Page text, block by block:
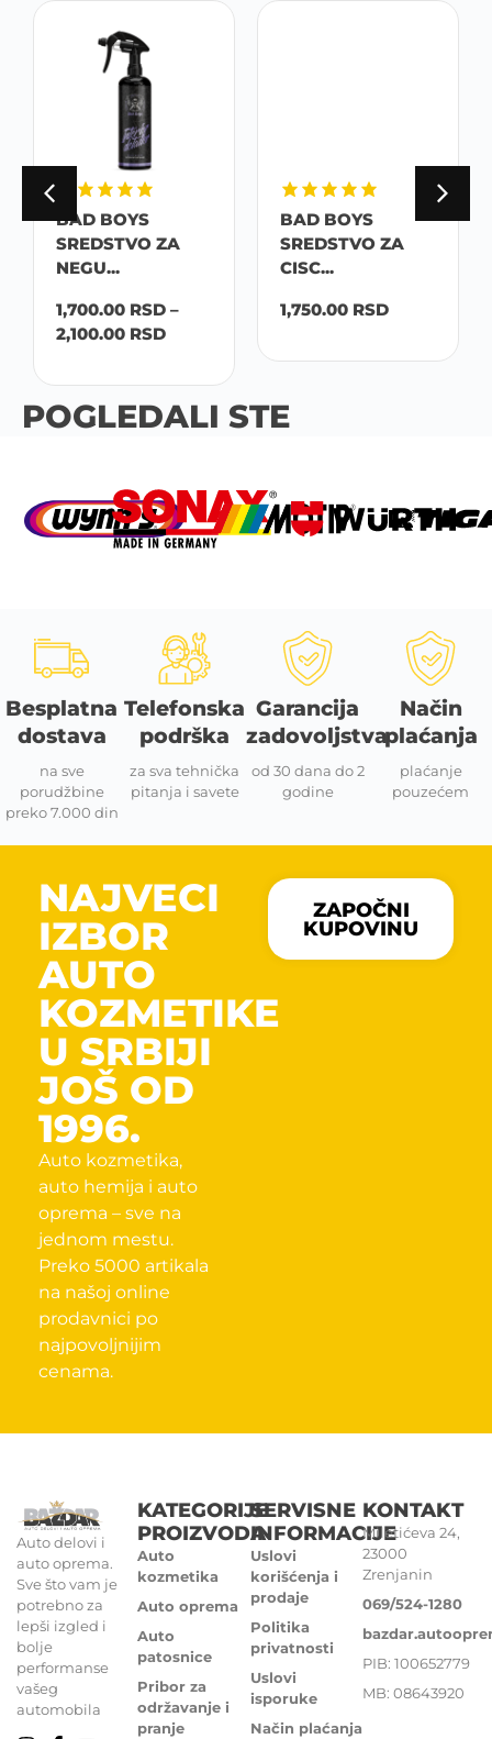
BAD BOYS
SREDSTVO ZA
NEGU...
1,700.00 RSD –
2,100.00 RSD
BAD BOYS
SREDSTVO ZA
CISC...
1,750.00 RSD
POGLEDALI STE
Besplatna
dostava
na sve
porudžbine
preko 7.000 din
Telefonska
podrška
za sva tehnička
pitanja i savete
Garancija
zadovoljstva
od 30 dana do 2
godine
Način
plaćanja
plaćanje
pouzećem
NAJVECI
IZBOR
AUTO
KOZMETIKE
U SRBIJI
JOŠ OD
1996.
Auto kozmetika,
auto hemija i auto
oprema – sve na
jednom mestu.
Preko 5000 artikala
na našoj online
prodavnici po
najpovoljnijim
cenama.
ZAPOČNI
KUPOVINU
Auto delovi i
auto oprema.
Sve što vam je
potrebno za
lepši izgled i
bolje
performanse
vašeg
automobila
KATEGORIJE
PROIZVODA
Auto
kozmetika
Auto oprema
Auto
patosnice
Pribor za
održavanje i
pranje
SERVISNE
INFORMACIJE
Uslovi
korišćenja i
prodaje
Politika
privatnosti
Uslovi
isporuke
Način plaćanja
KONTAKT
Miletićeva 24,
23000
Zrenjanin
069/524-1280
PIB: 100652779
MB: 08643920